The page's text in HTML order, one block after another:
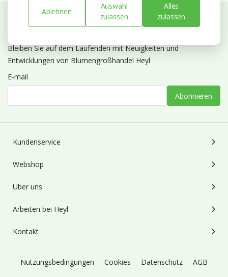
Abonnieren Sie unseren Newsletter
Bleiben Sie auf dem Laufenden mit Neuigkeiten und
Entwicklungen von Blumengroßhandel Heyl
E-mail
Abonnieren
Kundenservice
Webshop
Über uns
Arbeiten bei Heyl
Kontakt
Nutzungsbedingungen Cookies Datenschutz AGB
Ablehnen
Auswahl
zulassen
Alles
zulassen